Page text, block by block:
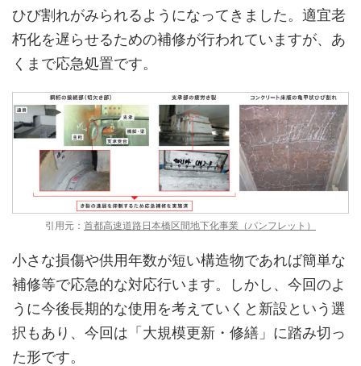
ひび割れがみられるようになってきました。適宜老
朽化を遅らせるための補修が行われていますが、あ
くまで応急処置です。
引用元： 首都高速道路日本橋区間地下化事業（パンフレット）
小さな損傷や供用年数が短い構造物であれば簡単な
補修等で応急的な対応行います。しかし、今回のよ
うに今後長期的な使用を考えていくと新設という選
択もあり、今回は「大規模更新・修繕」に踏み切っ
た形です。